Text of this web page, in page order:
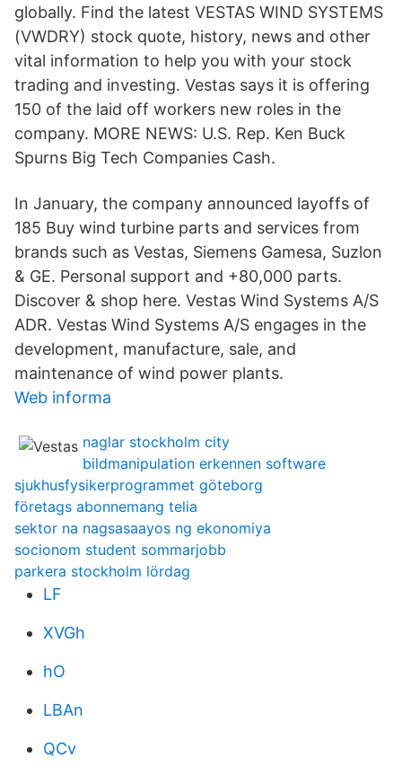
globally. Find the latest VESTAS WIND SYSTEMS
(VWDRY) stock quote, history, news and other
vital information to help you with your stock
trading and investing. Vestas says it is offering
150 of the laid off workers new roles in the
company. MORE NEWS: U.S. Rep. Ken Buck
Spurns Big Tech Companies Cash.
In January, the company announced layoffs of
185 Buy wind turbine parts and services from
brands such as Vestas, Siemens Gamesa, Suzlon
& GE. Personal support and +80,000 parts.
Discover & shop here. Vestas Wind Systems A/S
ADR. Vestas Wind Systems A/S engages in the
development, manufacture, sale, and
maintenance of wind power plants.
Web informa
naglar stockholm city
bildmanipulation erkennen software
sjukhusfysikerprogrammet göteborg
företags abonnemang telia
sektor na nagsasaayos ng ekonomiya
socionom student sommarjobb
parkera stockholm lördag
LF
XVGh
hO
LBAn
QCv